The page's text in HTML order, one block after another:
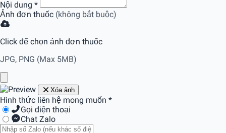
Nội dung *
Ảnh đơn thuốc (không bắt buộc)
Click để chọn ảnh đơn thuốc
JPG, PNG (Max 5MB)
Xóa ảnh
Hình thức liên hệ mong muốn *
Gọi điện thoại
Chat Zalo